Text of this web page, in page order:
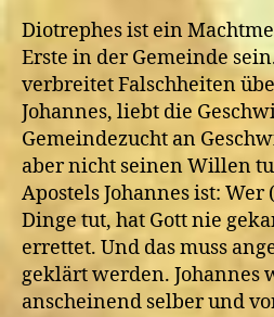
Diotrephes ist ein
Erste in der Gemeinde
verbreitet Falschheiten
Johannes, liebt die
Gemeindezucht an
aber nicht seinen Willen
Apostels Johannes ist: Wer
Dinge tut, hat Gott nie
errettet. Und das muss
geklärt werden. Johannes
anscheinend selber und